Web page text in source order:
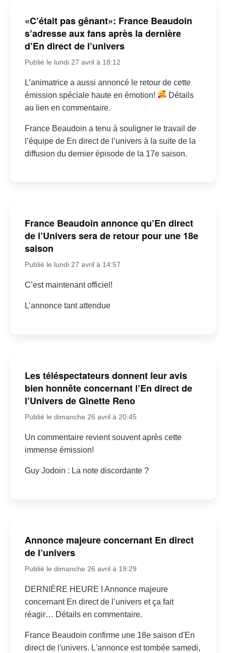
«C’était pas gênant»: France Beaudoin
s’adresse aux fans après la dernière
d’En direct de l’univers
Publié le lundi 27 avril à 18:12
L’animatrice a aussi annoncé le retour de cette
émission spéciale haute en émotion!
Détails
au lien en commentaire.
France Beaudoin a tenu à souligner le travail de
l’équipe de En direct de l’univers à la suite de la
diffusion du dernier épisode de la 17e saison.
France Beaudoin annonce qu’En direct
de l’Univers sera de retour pour une 18e
saison
Publié le lundi 27 avril à 14:57
C’est maintenant officiel!
L’annonce tant attendue
Les téléspectateurs donnent leur avis
bien honnête concernant l’En direct de
l’Univers de Ginette Reno
Publié le dimanche 26 avril à 20:45
Un commentaire revient souvent après cette
immense émission!
Guy Jodoin : La note discordante ?
Annonce majeure concernant En direct
de l’univers
Publié le dimanche 26 avril à 19:29
DERNIÈRE HEURE I Annonce majeure
concernant En direct de l’univers et ça fait
réagir… Détails en commentaire.
France Beaudoin confirme une 18e saison d'En
direct de l'univers. L'annonce est tombée samedi,